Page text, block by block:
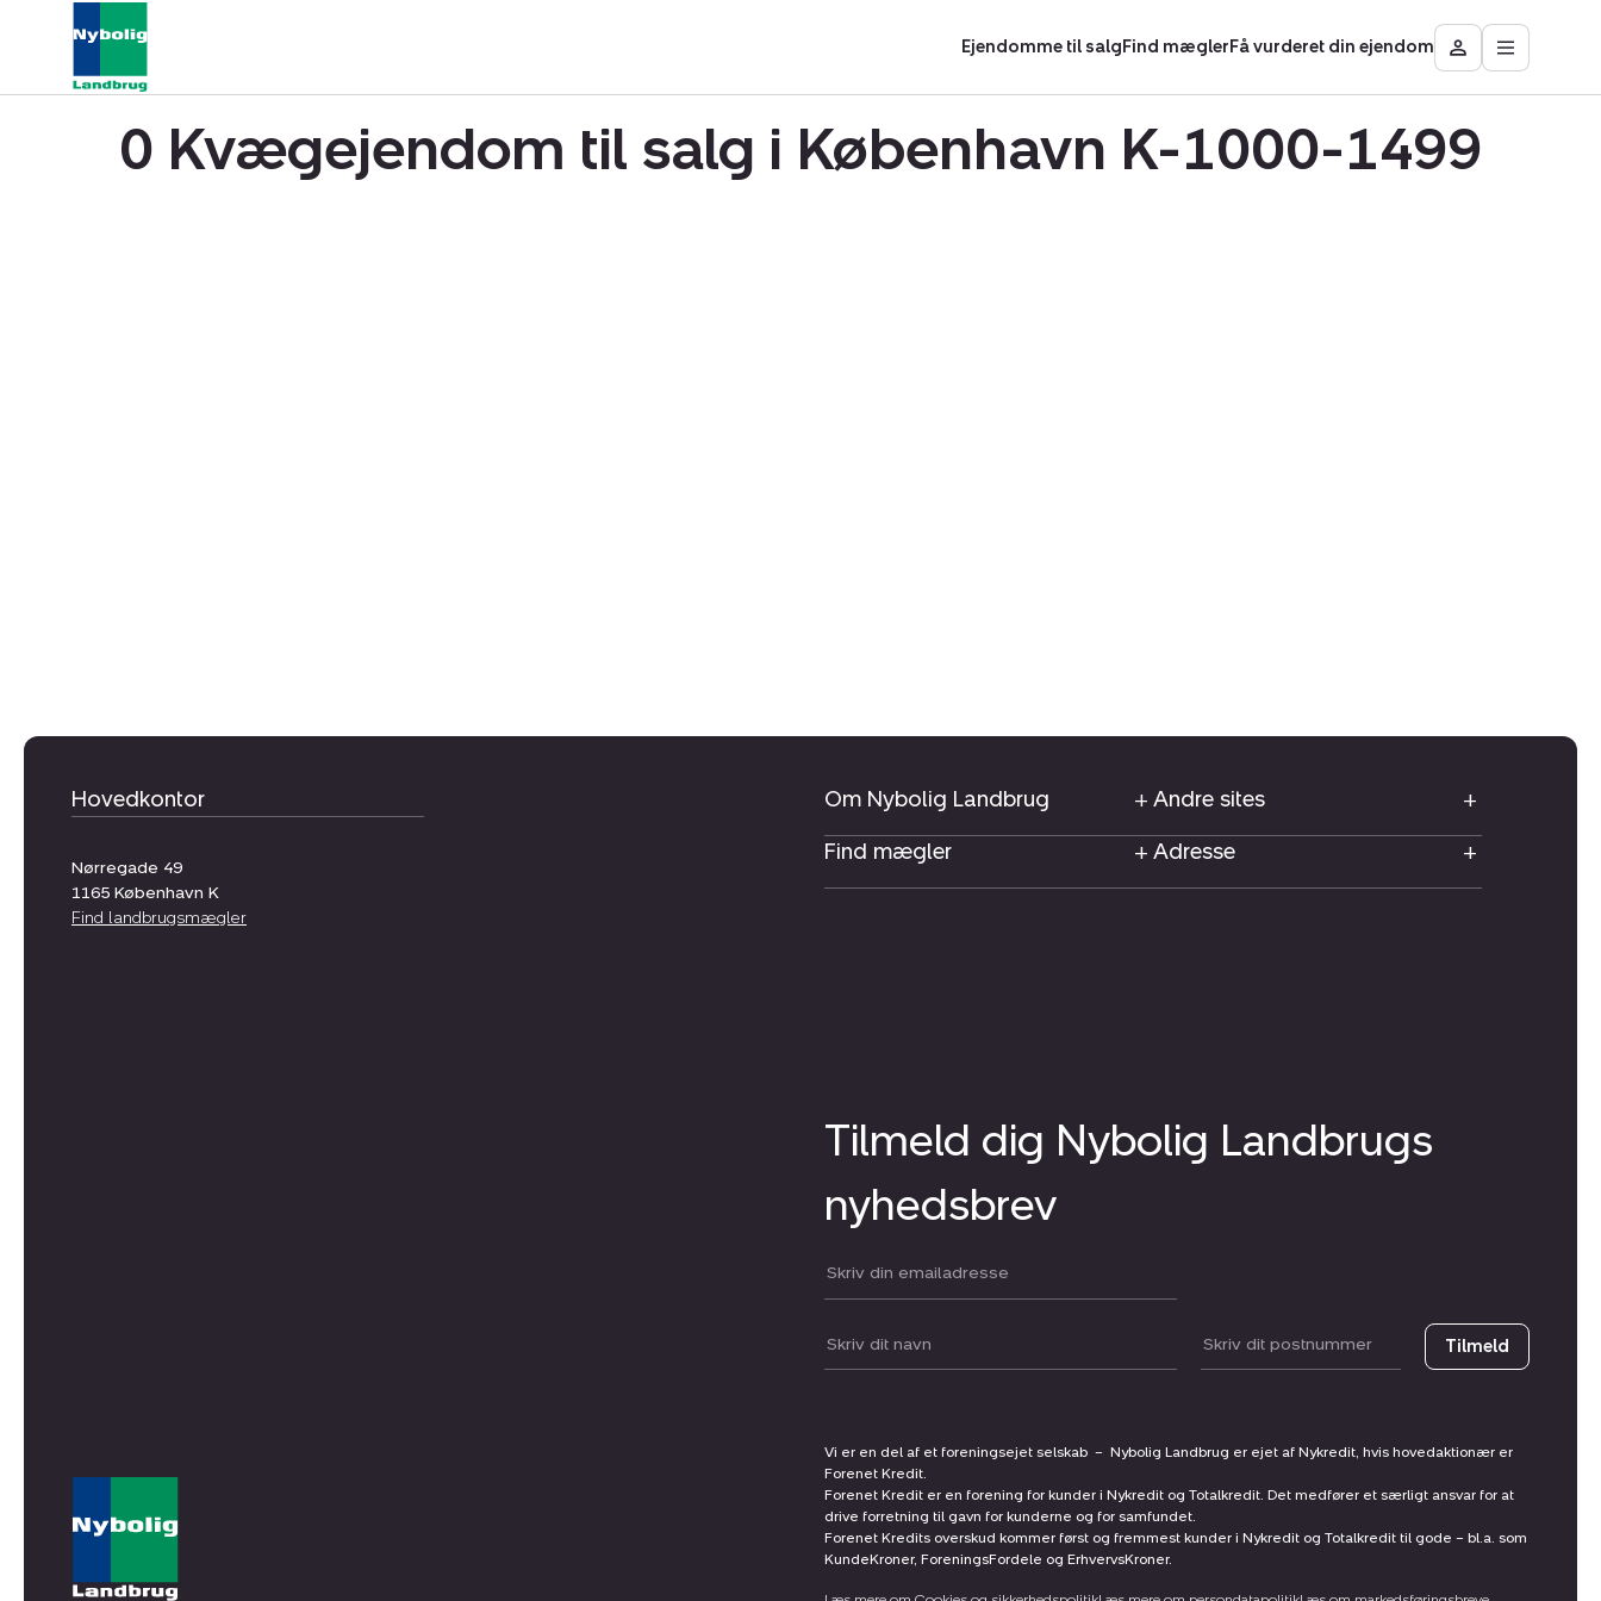
Ejendomme til salgFind mæglerFå vurderet din ejendom
Besøg
Mit
Åbn
0 Kvægejendom til salg i København K-1000-1499
Hovedkontor
Nørregade 49
1165 København K
Find landbrugsmægler
Om Nybolig Landbrug
Andre sites
Find mægler
Adresse
Tilmeld dig Nybolig Landbrugs
nyhedsbrev
Din email:
Dit navn: Postnummer Tilmeld
Vi er en del af et foreningsejet selskab – Nybolig Landbrug er ejet af Nykredit, hvis hovedaktionær er
Forenet Kredit.
Forenet Kredit er en forening for kunder i Nykredit og Totalkredit. Det medfører et særligt ansvar for at
drive forretning til gavn for kunderne og for samfundet.
Forenet Kredits overskud kommer først og fremmest kunder i Nykredit og Totalkredit til gode – bl.a. som
KundeKroner, ForeningsFordele og ErhvervsKroner.